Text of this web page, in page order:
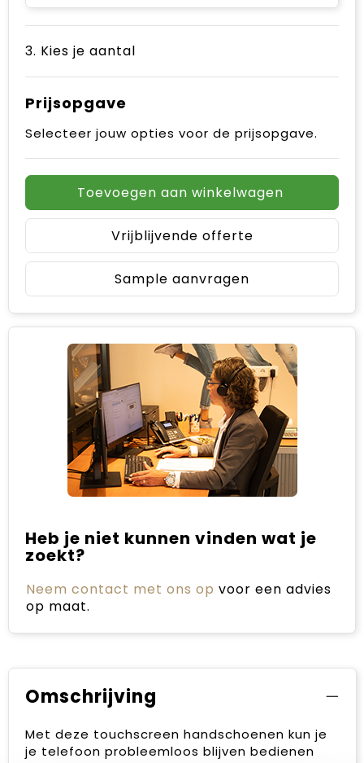
3. Kies je aantal
Prijsopgave
Selecteer jouw opties voor de prijsopgave.
Toevoegen aan winkelwagen
Vrijblijvende offerte
Sample aanvragen
Heb je niet kunnen vinden wat je
zoekt?
Neem contact met ons op voor een advies
op maat.
Omschrijving
Met deze touchscreen handschoenen kun je
je telefoon probleemloos blijven bedienen